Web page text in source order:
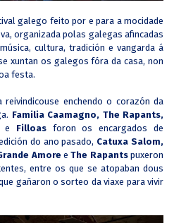
galego feito por e para a mocidade
organizada polas galegas afincadas
cultura, tradición e vangarda á
xuntan os galegos fóra da casa, non
festa.
reivindicouse enchendo o corazón da
Familia Caamagno, The Rapants,
e Filloasforon os encargados de
do ano pasado, Catuxa Salom,
Amore eThe Rapantspuxeron
entre os que se atopaban dous
gañaron o sorteo da viaxe para vivir